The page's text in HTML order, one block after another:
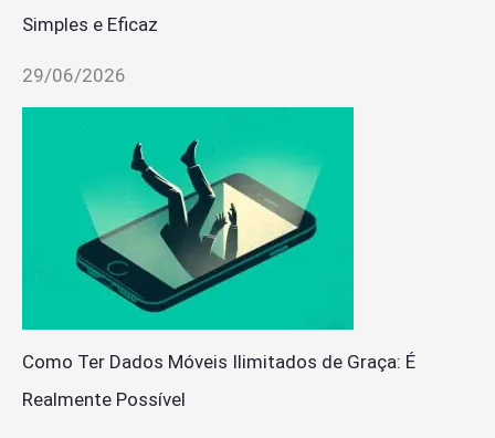
Simples e Eficaz
29/06/2026
Como Ter Dados Móveis Ilimitados de Graça: É
Realmente Possível